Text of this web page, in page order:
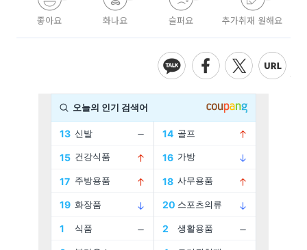
좋아요 화나요 슬퍼요 추가취재 원해요